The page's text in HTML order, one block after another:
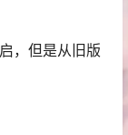
，但是从旧版